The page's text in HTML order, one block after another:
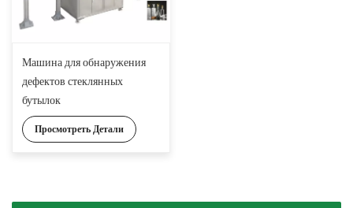
Машина для обнаружения
дефектов стеклянных
бутылок
Просмотреть Детали